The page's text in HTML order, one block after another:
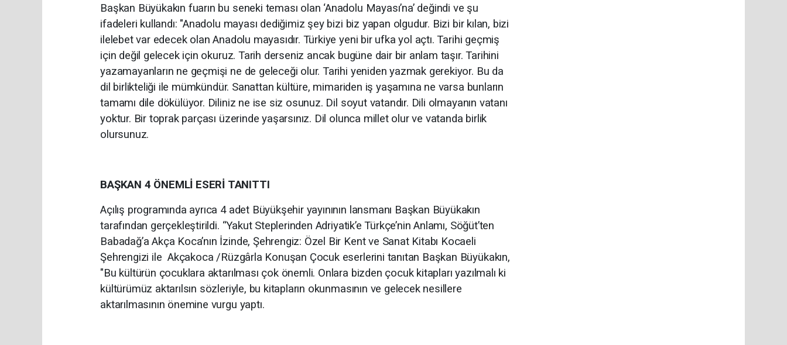
Başkan Büyükakın fuarın bu seneki teması olan ‘Anadolu Mayası’na’ değindi ve şu
ifadeleri kullandı: "Anadolu mayası dediğimiz şey bizi biz yapan olgudur. Bizi bir kılan, bizi
ilelebet var edecek olan Anadolu mayasıdır. Türkiye yeni bir ufka yol açtı. Tarihi geçmiş
için değil gelecek için okuruz. Tarih derseniz ancak bugüne dair bir anlam taşır. Tarihini
yazamayanların ne geçmişi ne de geleceği olur. Tarihi yeniden yazmak gerekiyor. Bu da
dil birlikteliği ile mümkündür. Sanattan kültüre, mimariden iş yaşamına ne varsa bunların
tamamı dile dökülüyor. Diliniz ne ise siz osunuz. Dil soyut vatandır. Dili olmayanın vatanı
yoktur. Bir toprak parçası üzerinde yaşarsınız. Dil olunca millet olur ve vatanda birlik
olursunuz.
BAŞKAN 4 ÖNEMLİ ESERİ TANITTI
Açılış programında ayrıca 4 adet Büyükşehir yayınının lansmanı Başkan Büyükakın
tarafından gerçekleştirildi. “Yakut Steplerinden Adriyatik’e Türkçe’nin Anlamı, Söğüt’ten
Babadağ’a Akça Koca’nın İzinde, Şehrengiz: Özel Bir Kent ve Sanat Kitabı Kocaeli
Şehrengizi ile Akçakoca /Rüzgârla Konuşan Çocuk eserlerini tanıtan Başkan Büyükakın,
"Bu kültürün çocuklara aktarılması çok önemli. Onlara bizden çocuk kitapları yazılmalı ki
kültürümüz aktarılsın sözleriyle, bu kitapların okunmasının ve gelecek nesillere
aktarılmasının önemine vurgu yaptı.